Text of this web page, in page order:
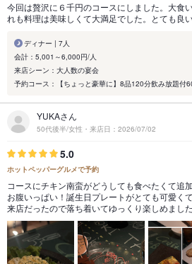
今回は贅沢に６千円のコースにしました。大食
れも料理は美味しくて大満足でした。とても良い
ディナー | 7人
会計：5,001～6,000円/人
来店シーン：大人数の宴会
予約コース：【ちょっと豪華に】8品120分飲み放題付
YUKAさん
50代後半/女性・来店日：2026/07/02
5.0
ホットペッパーグルメで予約
コースにチキン南蛮がどうしても食べたくて追
お腹いっぱい！誕生日プレートがとても可愛く
来店だったので落ち着いてゆっくり楽しめまし